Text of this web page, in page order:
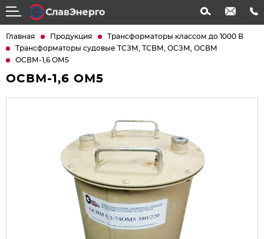
info@slavenergo.com
Главная Продукция
Трансформаторы классом до 1000 В
Трансформаторы судовые ТСЗМ, ТСВМ, ОСЗМ, ОСВМ
ОСВМ-1,6 ОМ5
ОСВМ-1,6 ОМ5